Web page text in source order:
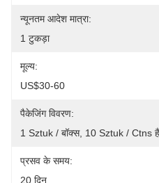
न्यूनतम आदेश मात्रा:
1 टुकड़ा
मूल्य:
US$30-60
पैकेजिंग विवरण:
1 Sztuk / बॉक्स, 10 Sztuk / Ctns है
प्रसव के समय:
20 दिन